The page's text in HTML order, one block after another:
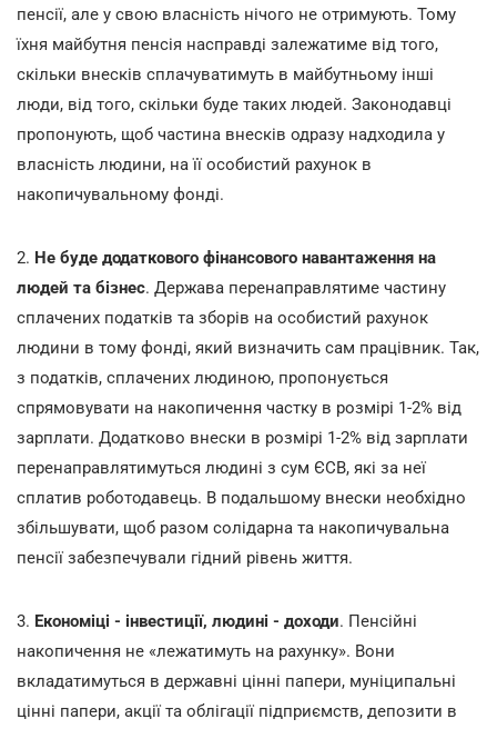
пенсії, але у свою власність нічого не отримують. Тому
їхня майбутня пенсія насправді залежатиме від того,
скільки внесків сплачуватимуть в майбутньому інші
люди, від того, скільки буде таких людей. Законодавці
пропонують, щоб частина внесків одразу надходила у
власність людини, на її особистий рахунок в
накопичувальному фонді.
2. Не буде додаткового фінансового навантаження на
людей та бізнес. Держава перенаправлятиме частину
сплачених податків та зборів на особистий рахунок
людини в тому фонді, який визначить сам працівник. Так,
з податків, сплачених людиною, пропонується
спрямовувати на накопичення частку в розмірі 1-2% від
зарплати. Додатково внески в розмірі 1-2% від зарплати
перенаправлятимуться людині з сум ЄСВ, які за неї
сплатив роботодавець. В подальшому внески необхідно
збільшувати, щоб разом солідарна та накопичувальна
пенсії забезпечували гідний рівень життя.
3. Економіці - інвестиції, людині - доходи. Пенсійні
накопичення не «лежатимуть на рахунку». Вони
вкладатимуться в державні цінні папери, муніципальні
цінні папери, акції та облігації підприємств, депозити в